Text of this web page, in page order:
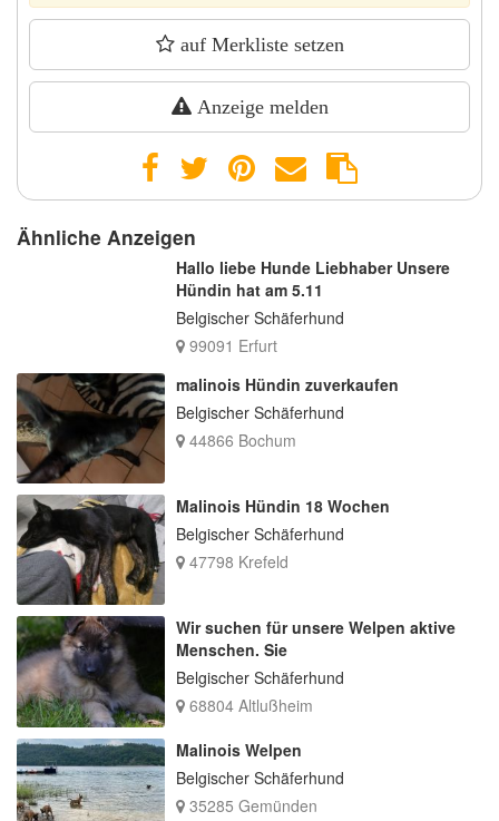
auf Merkliste setzen
Anzeige melden
Ähnliche Anzeigen
Hallo liebe Hunde Liebhaber Unsere
Hündin hat am 5.11
Belgischer Schäferhund
99091 Erfurt
malinois Hündin zuverkaufen
Belgischer Schäferhund
44866 Bochum
Malinois Hündin 18 Wochen
Belgischer Schäferhund
47798 Krefeld
Wir suchen für unsere Welpen aktive
Menschen. Sie
Belgischer Schäferhund
68804 Altlußheim
Malinois Welpen
Belgischer Schäferhund
35285 Gemünden